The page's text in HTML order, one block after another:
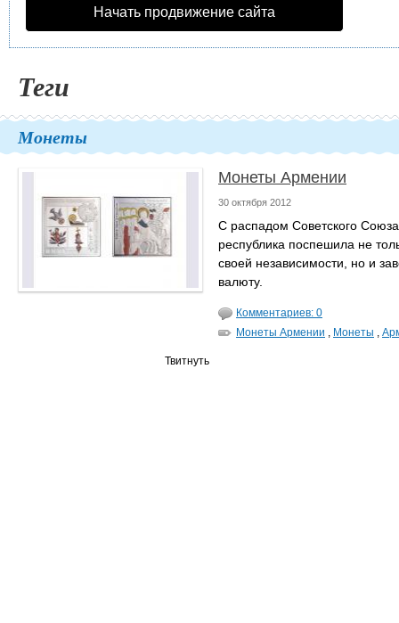
Начать продвижение сайта
Теги
Монеты
Монеты Армении
30 октября 2012
С распадом Советского
республика поспешила не
своей независимости, но и
валюту.
Комментариев: 0
Монеты Армении , Монеты ,
Твитнуть